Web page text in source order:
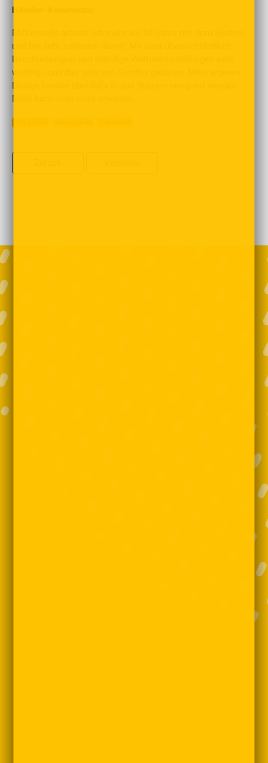
Händler-Kommentar
Mittlerweile arbeite ich mehr als 10 Jahre mit dem System
und bin sehr zufrieden damit. Mir sind Übersichtlichkeit,
Beschreibungen und ständige Weiterentwicklungen sehr
wichtig - und das wird von Gambio geboten. Mein eigenes
Design konnte ebenfalls in das System integriert werden.
Mehr kann man nicht erwarten.